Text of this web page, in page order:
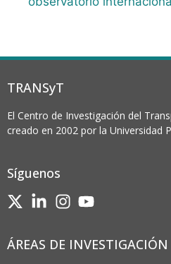
TRANSyT
El Centro de Investigación del
creado en 2002 por la Universidad
Síguenos
ÁREAS DE INVESTIGACIÓN